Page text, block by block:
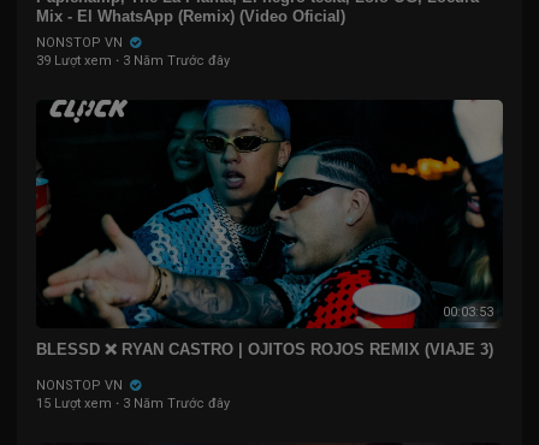
Mix - El WhatsApp (Remix) (Video Oficial)
NONSTOP VN
39 Lượt xem · 3 Năm Trước đây
00:03:53
BLESSD ❌ RYAN CASTRO | OJITOS ROJOS REMIX (VIAJE 3)
NONSTOP VN
15 Lượt xem · 3 Năm Trước đây